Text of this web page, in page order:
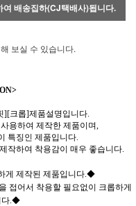
배송집하(CJ택배사)됩니다.
보실 수 있습니다.
][크롭]제품설명입니다.
용하여 제작한 제품이며,
특징인 제품입니다.
작하여 착용감이 매우 좋습니다.
게 제작된 제품입니다.◆
접어서 착용할 필요없이 크롭하게
다.◆